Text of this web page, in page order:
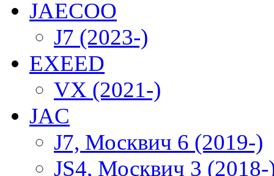
JAECOO
J7 (2023-)
EXEED
VX (2021-)
JAC
J7, Москвич 6 (2019-)
JS4, Москвич 3 (2018-